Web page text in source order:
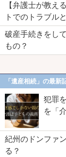
【弁護士が教え
トでのトラブル
破産手続きをし
もの？
「遺産相続」の最新
犯罪
を「
紀州のドンファ
る？